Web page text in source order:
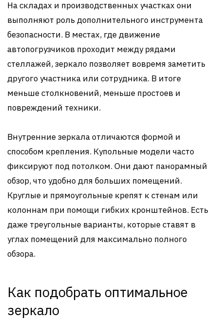
На складах и производственных участках они
выполняют роль дополнительного инструмента
безопасности. В местах, где движение
автопогрузчиков проходит между рядами
стеллажей, зеркало позволяет вовремя заметить
другого участника или сотрудника. В итоге
меньше столкновений, меньше простоев и
повреждений техники.
Внутренние зеркала отличаются формой и
способом крепления. Купольные модели часто
фиксируют под потолком. Они дают панорамный
обзор, что удобно для больших помещений.
Круглые и прямоугольные крепят к стенам или
колоннам при помощи гибких кронштейнов. Есть
даже треугольные варианты, которые ставят в
углах помещений для максимально полного
обзора.
Как подобрать оптимальное
зеркало